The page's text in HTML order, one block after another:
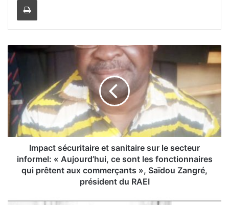
m
p
a
c
c
i
Impact sécuritaire et sanitaire sur le secteur
informel: « Aujourd’hui, ce sont les fonctionnaires
qui prêtent aux commerçants », Saïdou Zangré,
président du RAEI
D